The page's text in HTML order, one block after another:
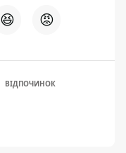
😆 😡
ВІДПОЧИНОК